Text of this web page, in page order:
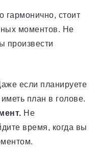
гармонично, стоит
моментов. Не
произвести
если планируете
план в голове.
Не
время, когда вы